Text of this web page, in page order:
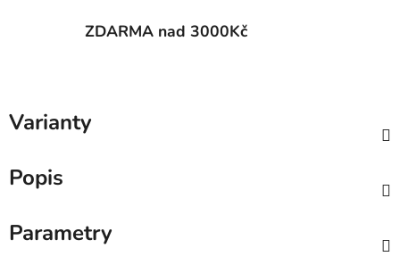
ZDARMA nad 3000Kč
Varianty
Popis
Parametry